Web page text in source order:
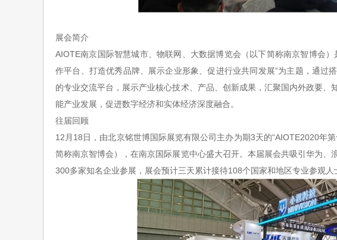
展会简介
AIOTE南京国际智慧城市、物联网、大数据博览会（以下简称南京智博会
作平台、打造优秀品牌、展示企业形象、促进行业共同发展”为主题，通过
的专业交流平台，展示产业核心技术、产品、创新成果，汇聚国内外政要
能产业发展，促进数字经济和实体经济深度融合。
往届回顾
12月 18日，由北京铭世博国际展览有限公司主办为期3天的“AIOTE2020年
简称南京智博会），在南京国际展览中心盛大召开。本届展会共吸引华为
300多家知名企业参展，展会预计三天累计接待108个国家和地区专业参观人